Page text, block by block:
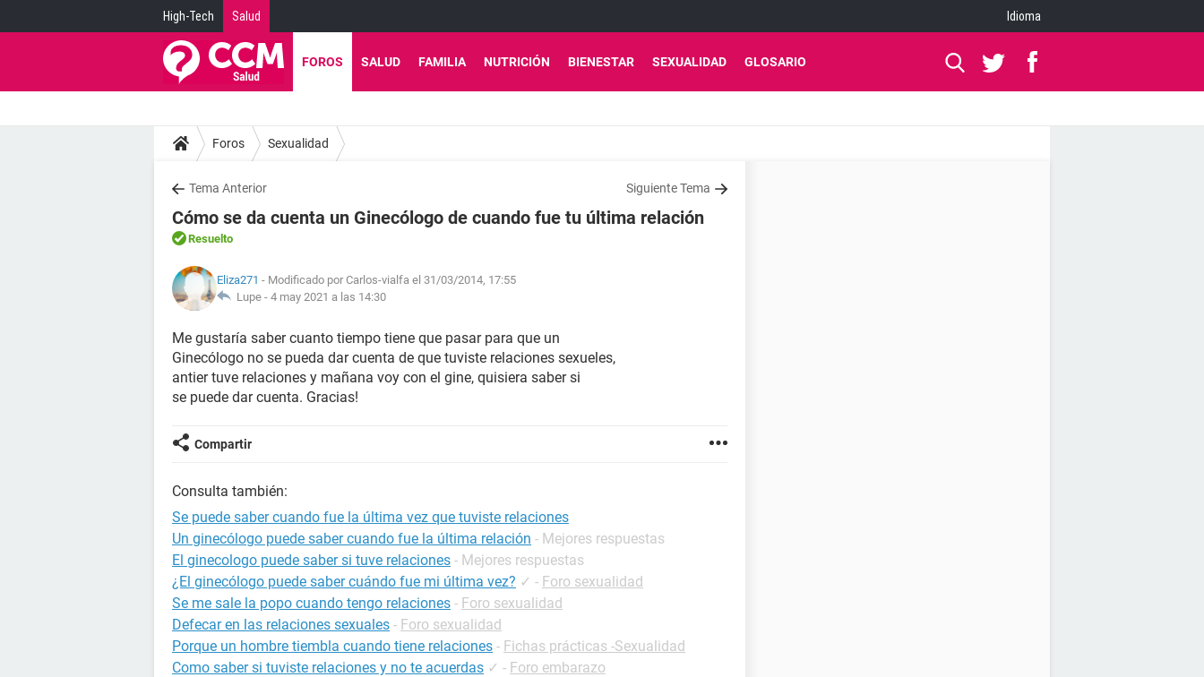
High-Tech Salud Idioma
FOROS SALUD FAMILIA NUTRICIÓN BIENESTAR SEXUALIDAD GLOSARIO
Foros Sexualidad
Tema Anterior Siguiente Tema
Cómo se da cuenta un Ginecólogo de cuando fue tu última relación
Resuelto
Eliza271 - Modificado por Carlos-vialfa el 31/03/2014, 17:55
Lupe - 4 may 2021 a las 14:30
Me gustaría saber cuanto tiempo tiene que pasar para que un
Ginecólogo no se pueda dar cuenta de que tuviste relaciones sexueles,
antier tuve relaciones y mañana voy con el gine, quisiera saber si
se puede dar cuenta. Gracias!
Compartir
Consulta también:
Se puede saber cuando fue la última vez que tuviste relaciones
Un ginecólogo puede saber cuando fue la última relación - Mejores respuestas
El ginecologo puede saber si tuve relaciones - Mejores respuestas
¿El ginecólogo puede saber cuándo fue mi última vez? ✓ - Foro sexualidad
Se me sale la popo cuando tengo relaciones - Foro sexualidad
Defecar en las relaciones sexuales - Foro sexualidad
Porque un hombre tiembla cuando tiene relaciones - Fichas prácticas -Sexualidad
Como saber si tuviste relaciones y no te acuerdas ✓ - Foro embarazo